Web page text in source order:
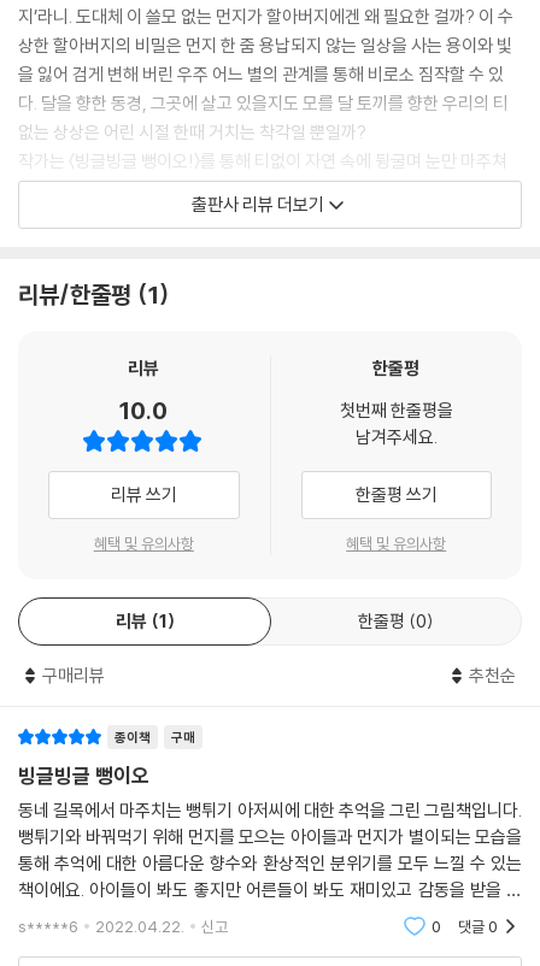
지’라니. 도대체 이 쓸모 없는 먼지가 할아버지에겐 왜 필요한 걸까? 이 수
상한 할아버지의 비밀은 먼지 한 줌 용납되지 않는 일상을 사는 용이와 빛
을 잃어 검게 변해 버린 우주 어느 별의 관계를 통해 비로소 짐작할 수 있
다. 달을 향한 동경, 그곳에 살고 있을지도 모를 달 토끼를 향한 우리의 티
없는 상상은 어린 시절 한때 거치는 착각일 뿐일까?
작가는 〈빙글빙글 뻥이오!〉를 통해 티없이 자연 속에 뒹굴며 눈만 마주쳐
도 깔깔 웃던 그 순수함과 아이다움을, 우리의 가슴 속에 자리했던 ‘달 토
끼’에 대한 기억을 불러 일으킨다. 잘 계획된 일상도 좋지만 〈빙글빙글 뻥이
때로는 밤하늘 별의 수도 세어 보며 자연이 주는 일상의 여유와 상상, 그 넓
을 달 토끼에게 전달되면 윤기를 잃어 가는 우리 삶의 별도 샛노란 빛을 찾
한 번, 두 번, 다시 읽을 때마다 켜켜이 쌓인 논지를 발견할 수 있는 그림책
〈빙글빙글 뻥이오!〉를 처음 접한 어린이 독자들은 지금은 거의 사라진 뻥
튀기의 존재와 그 굉음에 신기해 하고, 달 어딘가에 살고 있다는 달 토끼를
상상하며 호기심을 가질 것이다. 혹자는 제 몸 만한 책가방을 메고 마음껏
리정돈을 강요하는 엄마, 아빠의 모습에서 현대인이 추구하는 완전함, 그
철학적 의미에 대해 자신을 뒤돌아보는 사유의 시간을 가질 수도 있겠다.
한 번 읽고, 다시 읽고, 또 읽을 때마다 새로운 가치를 발산하는 그림책, 이
것이 〈빙글빙글 뻥이오!〉가 가진 진짜 매력이며, 오래도록 사랑 받는 그림
출판사 리뷰 더보기
리뷰/한줄평 1
리뷰
10.0
리뷰 쓰기
혜택 및 유의사항
한줄평
첫번째 한줄평을
남겨주세요.
한줄평 쓰기
혜택 및 유의사항
리뷰 1 한줄평 0
구매리뷰 추천순
종이책 구매
빙글빙글 뻥이오
동네 길목에서 마주치는 뻥튀기 아저씨에 대한 추억을 그린 그림책입니다.
뻥튀기와 바꿔먹기 위해 먼지를 모으는 아이들과 먼지가 별이되는 모습을
통해 추억에 대한 아름다운 향수와 환상적인 분위기를 모두 느낄 수 있는
책이에요. 아이들이 봐도 좋지만 어른들이 봐도 재미있고 감동을 받을 수
있는 책인 것 같아요. 그림체도 예쁘고 글밥도 많지 않아 아주 어린 아이도
s*****6 2022.04.22. 신고 0 댓글0